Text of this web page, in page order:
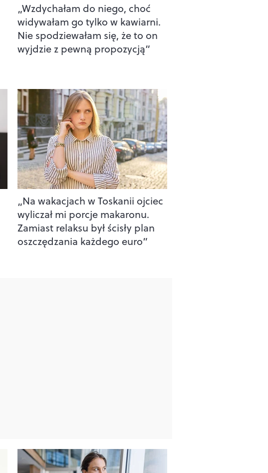
„Wzdychałam do niego, choć
widywałam go tylko w kawiarni.
Nie spodziewałam się, że to on
wyjdzie z pewną propozycją”
„Na wakacjach w Toskanii ojciec
wyliczał mi porcje makaronu.
Zamiast relaksu był ścisły plan
oszczędzania każdego euro”